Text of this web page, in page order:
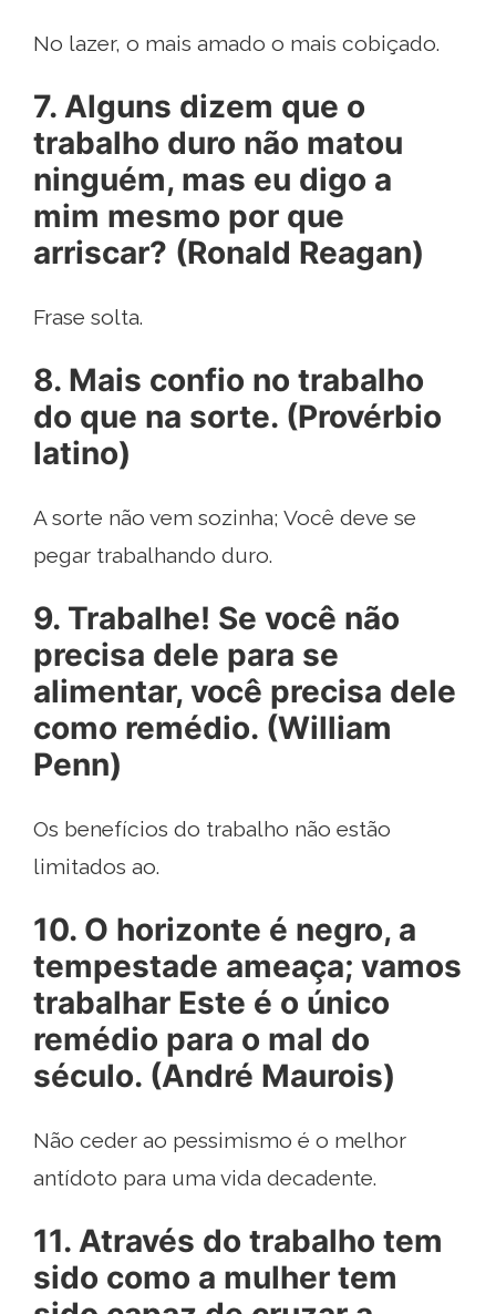
No lazer, o mais amado o mais cobiçado.
7. Alguns dizem que o
trabalho duro não matou
ninguém, mas eu digo a
mim mesmo por que
arriscar? (Ronald Reagan)
Frase solta.
8. Mais confio no trabalho
do que na sorte. (Provérbio
latino)
A sorte não vem sozinha; Você deve se
pegar trabalhando duro.
9. Trabalhe! Se você não
precisa dele para se
alimentar, você precisa dele
como remédio. (William
Penn)
Os benefícios do trabalho não estão
limitados ao.
10. O horizonte é negro, a
tempestade ameaça; vamos
trabalhar Este é o único
remédio para o mal do
século. (André Maurois)
Não ceder ao pessimismo é o melhor
antídoto para uma vida decadente.
11. Através do trabalho tem
sido como a mulher tem